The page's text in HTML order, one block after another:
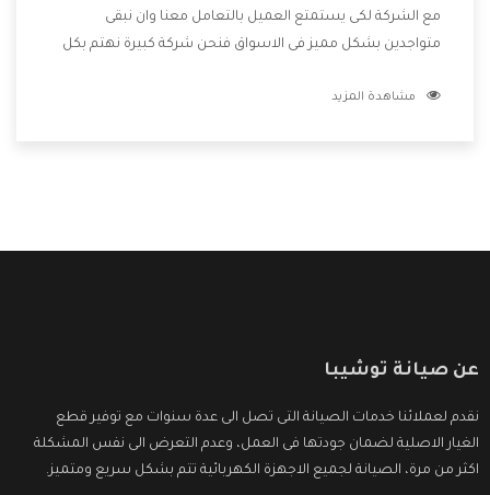
مع الشركة لكى يستمتع العميل بالتعامل معنا وان نبقى
متواجدين بشكل مميز فى الاسواق فنحن شركة كبيرة نهتم بكل
الشركة بها والتى تكون منها خدمة الصيانة التى تكون من أهم
مشاهدة المزيد
عن صيانة توشيبا
نقدم لعملائنا خدمات الصيانة التى تصل الى عدة سنوات مع توفير قطع
الغيار الاصلية لضمان جودتها فى العمل، وعدم التعرض الى نفس المشكلة
اكثر من مرة، الصيانة لجميع الاجهزة الكهربائية تتم بشكل سريع ومتميز.